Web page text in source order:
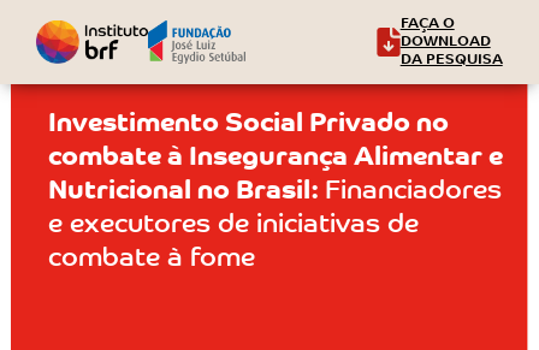
FAÇA O
DOWNLOAD
DA PESQUISA
Investimento Social Privado no
combate à Insegurança Alimentar e
Nutricional no Brasil: Financiadores
e executores de iniciativas de
combate à fome